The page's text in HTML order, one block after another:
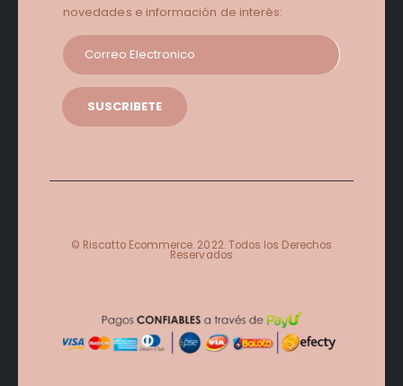
novedades e información de interés:
© Riscatto Ecommerce. 2022. Todos los Derechos
Reservados